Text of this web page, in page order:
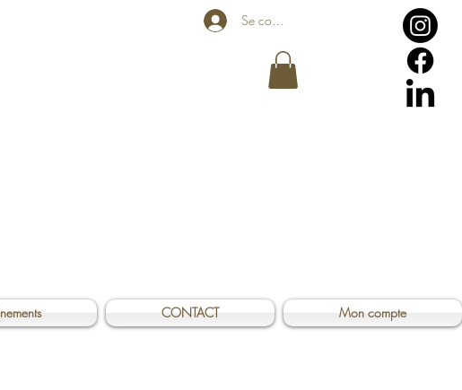
Se connecter
CONTACT Mon compte